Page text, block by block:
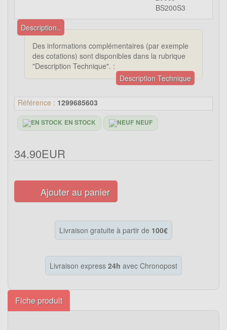
Description..
Des informations complémentaires (par exemple
des cotations) sont disponibles dans la rubrique
"Description Technique". :
Description Technique
Référence : 1299685603
EN STOCK NEUF
34.90EUR
Ajouter au panier
Livraison gratuite à partir de 100€
Livraison express 24h avec Chronopost
Fiche produit